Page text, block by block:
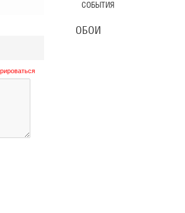
СОБЫТИЯ
ОБОИ